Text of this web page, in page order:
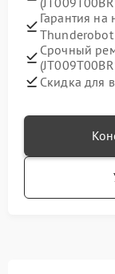
Гарантия
Thunderobot
Срочный
Скидка для